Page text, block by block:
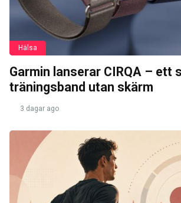
Hälsa
Garmin lanserar CIRQA – ett
träningsband utan skärm
3 dagar ago